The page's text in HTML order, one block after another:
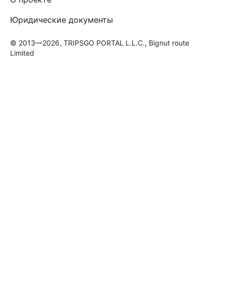
Юридические документы
© 2013—2026, TRIPSGO PORTAL L.L.C., Bignut route
Limited